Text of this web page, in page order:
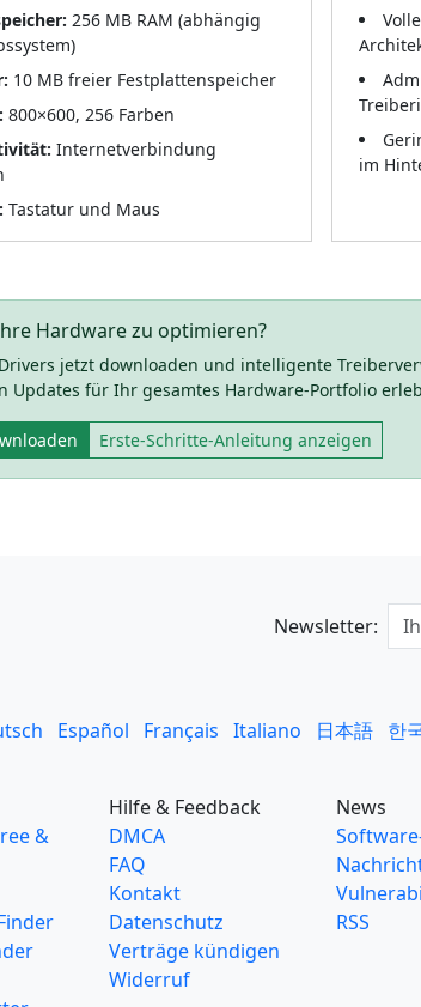
256 MB RAM (abhängig
10 MB freier Festplattenspeicher
800×600, 256 Farben
Internetverbindung
Tastatur und Maus
im
Hardware zu optimieren?
jetzt downloaden und intelligente
Updates für Ihr gesamtes Hardware-Portfolio
Erste-Schritte-Anleitung anzeigen
Newsletter:
Español Français Italiano 日本語 한
&
Hilfe & Feedback
DMCA
FAQ
Kontakt
Datenschutz
Verträge kündigen
Widerruf
News
RSS